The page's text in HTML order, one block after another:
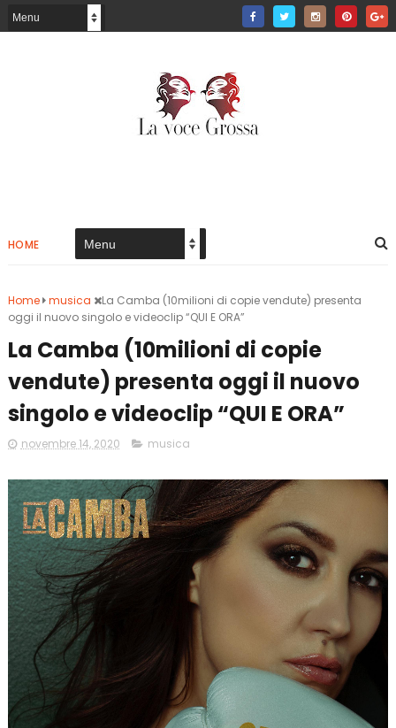
HOME
Home musica
La Camba (10milioni di copie vendute) presenta
oggi il nuovo singolo e videoclip “QUI E ORA”
La Camba (10milioni di copie
vendute) presenta oggi il nuovo
singolo e videoclip “QUI E ORA”
novembre 14, 2020 musica